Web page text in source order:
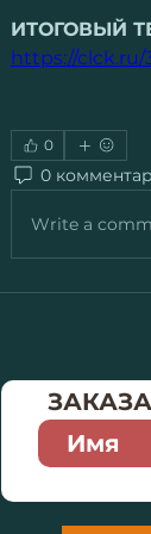
ИТОГОВЫЙ
https://clck.ru/
0
0
Write a